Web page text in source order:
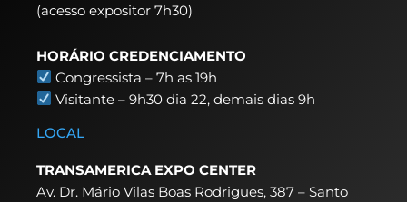
(acesso expositor 7h30)
HORÁRIO CREDENCIAMENTO
Congressista – 7h as 19h
Visitante – 9h30 dia 22,demais dias 9h
LOCAL
TRANSAMERICA EXPO CENTER
Av. Dr. Mário Vilas Boas Rodrigues, 387 – Santo